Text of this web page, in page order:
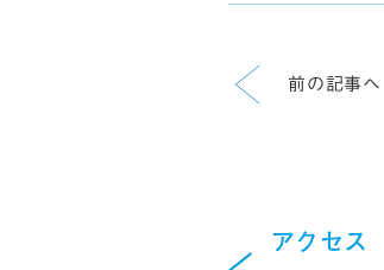
前の記事へ
アクセス